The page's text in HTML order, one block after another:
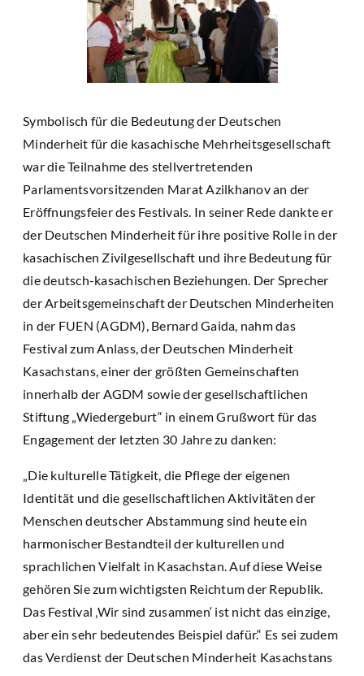
Symbolisch für die Bedeutung der Deutschen
Minderheit für die kasachische Mehrheitsgesellschaft
war die Teilnahme des stellvertretenden
Parlamentsvorsitzenden Marat Azilkhanov an der
Eröffnungsfeier des Festivals. In seiner Rede dankte er
der Deutschen Minderheit für ihre positive Rolle in der
kasachischen Zivilgesellschaft und ihre Bedeutung für
die deutsch-kasachischen Beziehungen. Der Sprecher
der Arbeitsgemeinschaft der Deutschen Minderheiten
in der FUEN (AGDM), Bernard Gaida, nahm das
Festival zum Anlass, der Deutschen Minderheit
Kasachstans, einer der größten Gemeinschaften
innerhalb der AGDM sowie der gesellschaftlichen
Stiftung „Wiedergeburt“ in einem Grußwort für das
Engagement der letzten 30 Jahre zu danken:
„Die kulturelle Tätigkeit, die Pflege der eigenen
Identität und die gesellschaftlichen Aktivitäten der
Menschen deutscher Abstammung sind heute ein
harmonischer Bestandteil der kulturellen und
sprachlichen Vielfalt in Kasachstan. Auf diese Weise
gehören Sie zum wichtigsten Reichtum der Republik.
Das Festival ‚Wir sind zusammen‘ ist nicht das einzige,
aber ein sehr bedeutendes Beispiel dafür.“ Es sei zudem
das Verdienst der Deutschen Minderheit Kasachstans